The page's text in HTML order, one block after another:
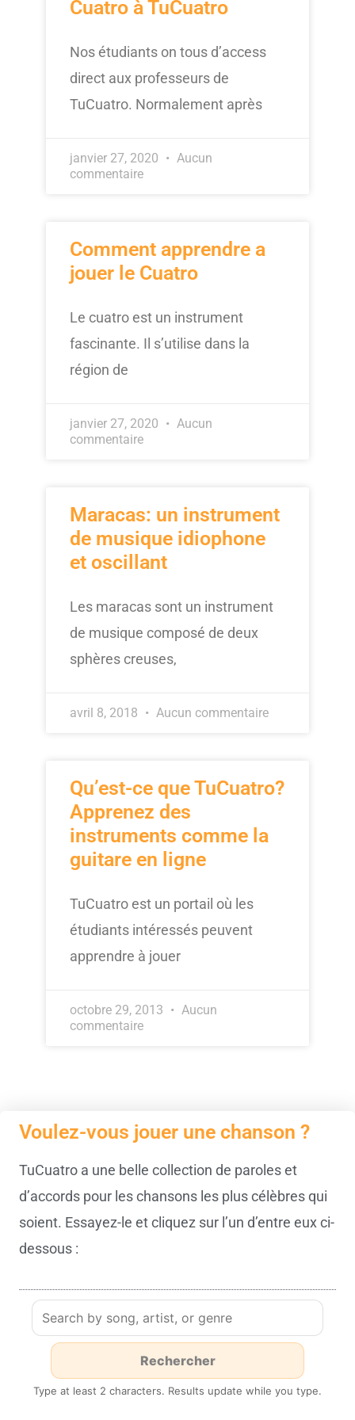
Cuatro à TuCuatro
Nos étudiants on tous d’access
direct aux professeurs de
TuCuatro. Normalement après
janvier 27, 2020
Aucun
commentaire
Comment apprendre a
jouer le Cuatro
Le cuatro est un instrument
fascinante. Il s’utilise dans la
région de
janvier 27, 2020
Aucun
commentaire
Maracas: un instrument
de musique idiophone
et oscillant
Les maracas sont un instrument
de musique composé de deux
sphères creuses,
avril 8, 2018 Aucun commentaire
Qu’est-ce que TuCuatro?
Apprenez des
instruments comme la
guitare en ligne
TuCuatro est un portail où les
étudiants intéressés peuvent
apprendre à jouer
octobre 29, 2013
Aucun
commentaire
Voulez-vous jouer une chanson ?​
TuCuatro a une belle collection de paroles et
d’accords pour les chansons les plus célèbres qui
soient. Essayez-le et cliquez sur l’un d’entre eux ci-
dessous :
Type at least 2 characters. Results update while you type.